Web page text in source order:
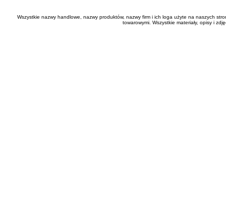
Wszystkie nazwy handlowe, nazwy produktów, nazwy firm i ich loga użyte na naszych
towarowymi. Wszystkie materiały, opisy i